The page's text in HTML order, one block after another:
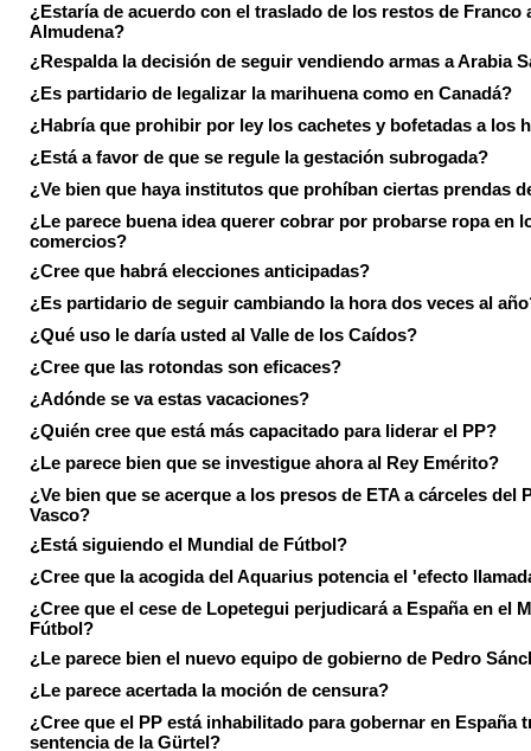
¿Estaría de acuerdo con el traslado de los restos de Franco
Almudena?
¿Respalda la decisión de seguir vendiendo armas a Arabia
¿Es partidario de legalizar la marihuena como en Canadá?
¿Habría que prohibir por ley los cachetes y bofetadas a los
¿Está a favor de que se regule la gestación subrogada?
¿Ve bien que haya institutos que prohíban ciertas prendas
¿Le parece buena idea querer cobrar por probarse ropa en
comercios?
¿Cree que habrá elecciones anticipadas?
¿Es partidario de seguir cambiando la hora dos veces al
¿Qué uso le daría usted al Valle de los Caídos?
¿Cree que las rotondas son eficaces?
¿Adónde se va estas vacaciones?
¿Quién cree que está más capacitado para liderar el PP?
¿Le parece bien que se investigue ahora al Rey Emérito?
¿Ve bien que se acerque a los presos de ETA a cárceles del
Vasco?
¿Está siguiendo el Mundial de Fútbol?
¿Cree que la acogida del Aquarius potencia el 'efecto
¿Cree que el cese de Lopetegui perjudicará a España en el
Fútbol?
¿Le parece bien el nuevo equipo de gobierno de Pedro
¿Le parece acertada la moción de censura?
¿Cree que el PP está inhabilitado para gobernar en España
sentencia de la Gürtel?